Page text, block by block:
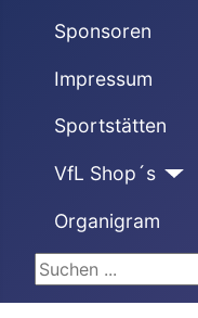
Sponsoren
Impressum
Sportstätten
VfL Shop´s
Organigram
Suchen ...